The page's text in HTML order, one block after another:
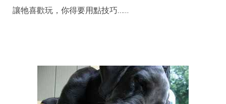
讓牠喜歡玩，你得要用點技巧……